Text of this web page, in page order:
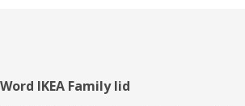
Voettekst
Word IKEA Family lid